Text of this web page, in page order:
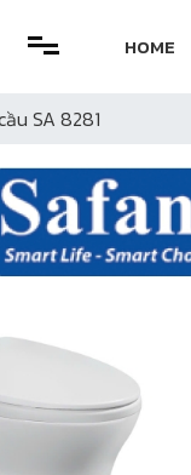
HOME
SA 8281